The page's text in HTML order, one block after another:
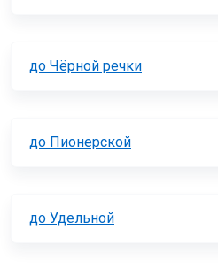
до Чёрной речки
до Пионерской
до Удельной